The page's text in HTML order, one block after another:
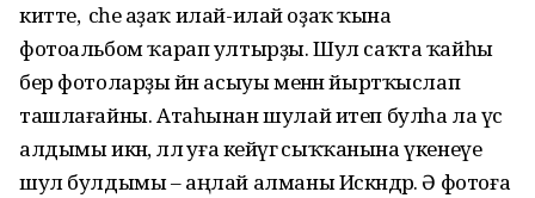
китте, ә әсәһе аҙаҡ илай-илай оҙаҡ ҡына
фотоальбом ҡарап ултырҙы. Шул саҡта ҡайһы
бер фотоларҙы йән асыуы менән йыртҡыслап
ташлағайны. Атаһынан шулай итеп булһа ла үс
алдымы икән, әллә уға кейәүгә сыҡҡанына үкенеүе
шул булдымы – аңлай алманы Искәндәр. Ә фотоға